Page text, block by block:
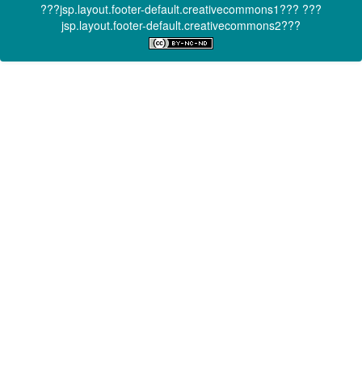
???jsp.layout.footer-default.creativecommons1??? ???
jsp.layout.footer-default.creativecommons2???